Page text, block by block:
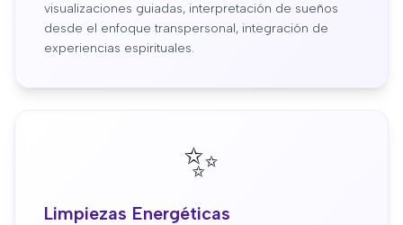
visualizaciones guiadas, interpretación de sueños
desde el enfoque transpersonal, integración de
experiencias espirituales.
✨
Limpiezas Energéticas